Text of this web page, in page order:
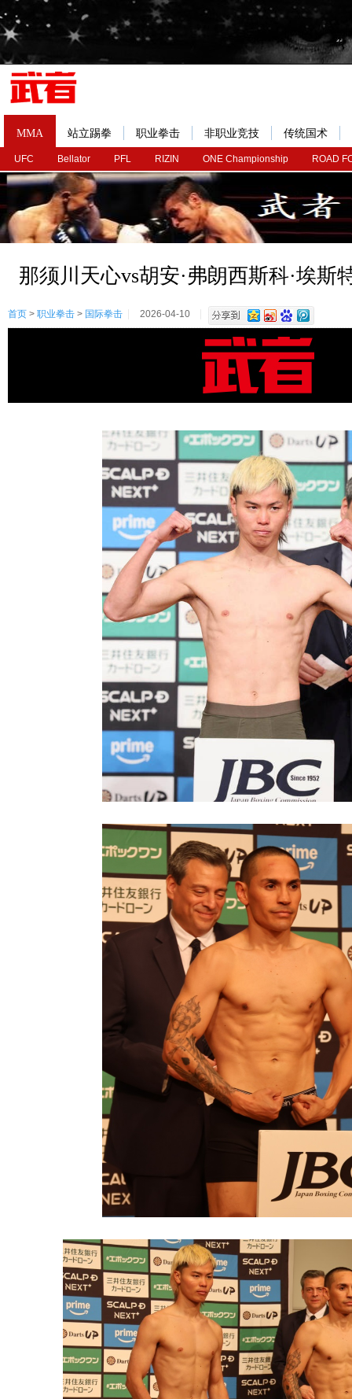
MMA
UFC Bellator PFL RIZIN ONE Championship ROAD
站立踢拳 职业拳击 非职业竞技 传统国术
那须川天心vs胡安·弗朗西斯科·埃斯
首页 > 职业拳击 > 国际拳击 2026-04-10